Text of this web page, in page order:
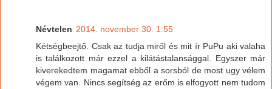
Névtelen 2014. november 30. 1:55
Kétségbeejtő. Csak az tudja miről és mit ír PuPu aki valaha
is találkozott már ezzel a kilátástalansággal. Egyszer már
kiverekedtem magamat ebből a sorsból de most ugy vélem
végem van. Nincs segítség az erőm is elfogyott nem tudom